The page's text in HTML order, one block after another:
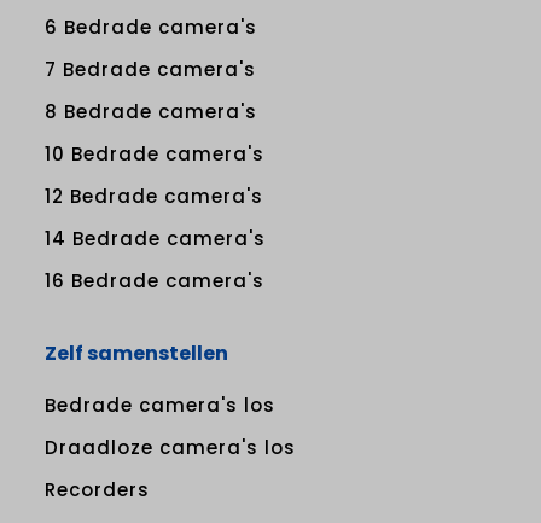
6 Bedrade camera's
7 Bedrade camera's
8 Bedrade camera's
10 Bedrade camera's
12 Bedrade camera's
14 Bedrade camera's
16 Bedrade camera's
Zelf samenstellen
Bedrade camera's los
Draadloze camera's los
Recorders